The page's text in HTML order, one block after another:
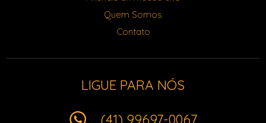
Quem Somos
Contato
LIGUE PARA NÓS
(41) 99697-0067